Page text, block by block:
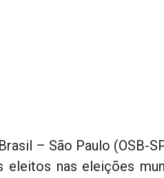
– São Paulo (OSB-
nas eleições